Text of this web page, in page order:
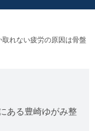
れない疲労の原因は骨盤
ある豊崎ゆがみ整